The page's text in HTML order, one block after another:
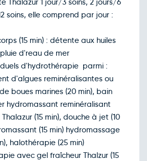
Thalazur 1 jour/3 soins, 2 jours/6
soins, elle comprend par jour :
(15 min) : détente aux huiles
d'reau de mer
d'hydrothérapie parmi :
d'algues reminéralisantes ou
boues marines (20 min), bain
hydromassant reminéralisant
(15 min), douche à jet (10
(15 min) hydromassage
halothérapie (25 min)
avec gel fraîcheur Thalzur (15